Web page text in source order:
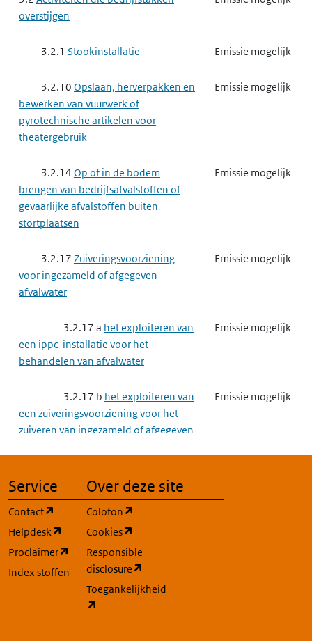
overstijgen
3.2.1 Stookinstallatie Emissie mogelijk
3.2.10 Opslaan, herverpakken en
bewerken van vuurwerk of
pyrotechnische artikelen voor
theatergebruik
Emissie mogelijk
3.2.14 Op of in de bodem
brengen van bedrijfsafvalstoffen of
gevaarlijke afvalstoffen buiten
stortplaatsen
Emissie mogelijk
3.2.17 Zuiveringsvoorziening
voor ingezameld of afgegeven
afvalwater
Emissie mogelijk
3.2.17 a het exploiteren van
een ippc-installatie voor het
behandelen van afvalwater
Emissie mogelijk
3.2.17 b het exploiteren van
een zuiveringsvoorziening voor het
zuiveren van ingezameld of afgegeven
Emissie mogelijk
3.2.23 Saneren van de bodem
3.3Complexe bedrijven
3.3.2
Grootschalige
Energieopwekking
Raffinaderij
Service
Contact
(opent in een nieuw tabblad)
Helpdesk
(opent in een nieuw tabblad)
Proclaimer
(opent in een nieuw tabblad)
Index stoffen
Over deze site
Colofon
Cookies
Responsible
disclosure
Toegankelijkheid